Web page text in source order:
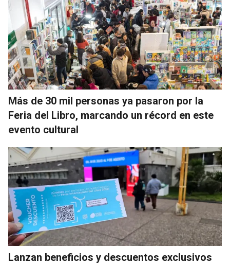
Más de 30 mil personas ya pasaron por la
Feria del Libro, marcando un récord en este
evento cultural
Lanzan beneficios y descuentos exclusivos